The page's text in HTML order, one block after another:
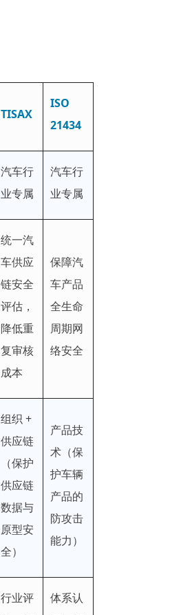
TISAX
ISO
21434
汽车行
业专属
汽车行
业专属
统一汽
车供应
链安全
评估，
降低重
复审核
成本
保障汽
车产品
全生命
周期网
络安全
组织 +
供应链
（保护
供应链
数据与
原型安
全）
产品技
术（保
护车辆
产品的
防攻击
能力）
行业评
体系认